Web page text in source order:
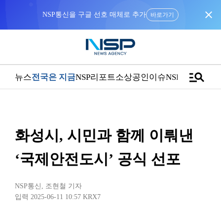
NSP통신을 구글 선호 매체로 추가 바로가기 close
뉴스전국은 지금NSP리포트소상공인이슈NSPTVmanage_search
화성시, 시민과 함께 이뤄낸
‘국제안전도시’ 공식 선포
NSP통신 , 조현철 기자
입력 2025-06-11 10:57 KRX7